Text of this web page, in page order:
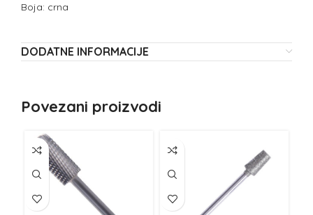
Boja: crna
DODATNE INFORMACIJE
Povezani proizvodi